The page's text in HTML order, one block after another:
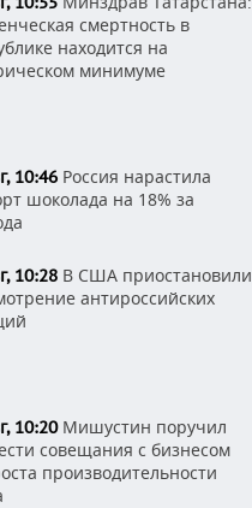
смертность в
находится на
минимуме
10:46 Россия нарастила
шоколада на 18% за
10:28 В США приостановили
антироссийских
10:20Мишустин поручил
совещания с бизнесом
производительности